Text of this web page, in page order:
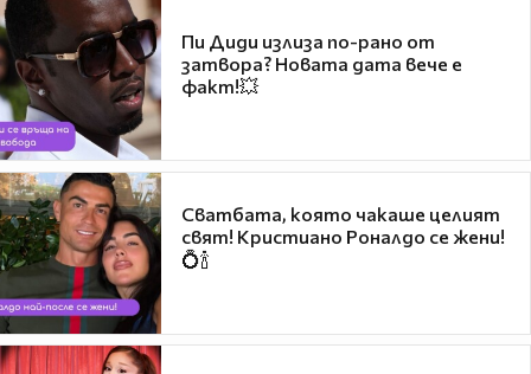
Пи Диди излиза по-рано от
затвора? Новата дата вече е
факт!💥
Сватбата, която чакаше целият
свят! Кристиано Роналдо се жени!
💍🍾